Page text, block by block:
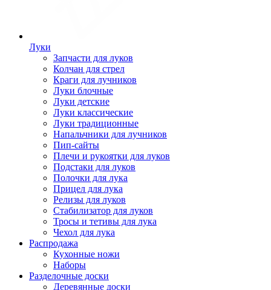
Луки
Запчасти для луков
Колчан для стрел
Краги для лучников
Луки блочные
Луки детские
Луки классические
Луки традиционные
Напальчники для лучников
Пип-сайты
Плечи и рукоятки для луков
Подстаки для луков
Полочки для лука
Прицел для лука
Релизы для луков
Стабилизатор для луков
Тросы и тетивы для лука
Чехол для лука
Распродажа
Кухонные ножи
Наборы
Разделочные доски
Деревянные доски